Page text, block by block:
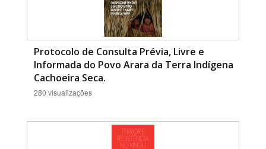
Protocolo de Consulta Prévia, Livre e
Informada do Povo Arara da Terra Indígena
Cachoeira Seca.
280 visualizações